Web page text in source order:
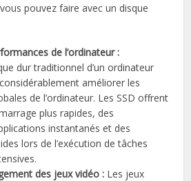
pouvez faire avec un disque
de l’ordinateur :
dur traditionnel d’un ordinateur
améliorer les
de l’ordinateur. Les SSD offrent
plus rapides, des
instantanés et des
lors de l’exécution de tâches
des jeux vidéo : Les jeux